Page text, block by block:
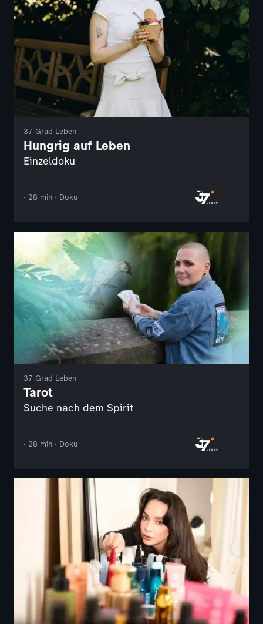
37 Grad Leben
Hungrig auf Leben
Einzeldoku
· 28 min · Doku
37 Grad Leben
Tarot
Suche nach dem Spirit
· 28 min · Doku